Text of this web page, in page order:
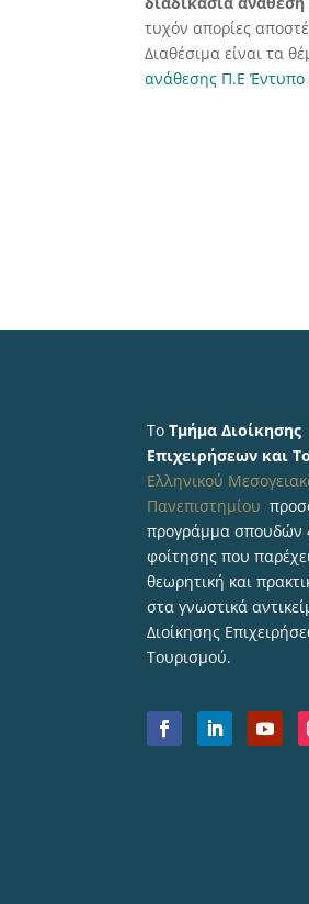
τυχόν απορίες
Διαθέσιμα είναι τα
ανάθεσης Π.Ε
ΤοΤμήμα Διοίκησης
Επιχειρήσεων και
Ελληνικού
Πανεπιστημίου
προγράμμα σπουδών
φοίτησης που
θεωρητική και
στα γνωστικά
Διοίκησης
Τουρισμού.